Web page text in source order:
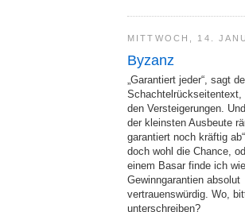
MITTWOCH, 14.
Byzanz
„Garantiert jeder“, sagt
Schachtelrückseitentext,
den Versteigerungen.
der kleinsten Ausbeute
garantiert noch kräftig
doch wohl die Chance,
einem Basar finde ich
Gewinngarantien absolut
vertrauenswürdig. Wo,
unterschreiben?